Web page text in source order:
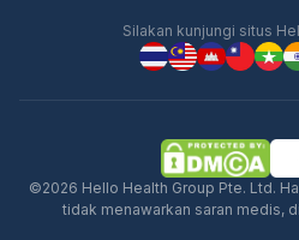
Silakan kunjungi situs
©2026 Hello Health Group Pte. Ltd.
tidak menawarkan saran medis,